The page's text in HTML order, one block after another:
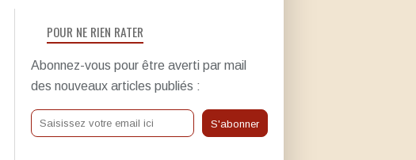
POUR NE RIEN RATER
Abonnez-vous pour être averti par mail
des nouveaux articles publiés :